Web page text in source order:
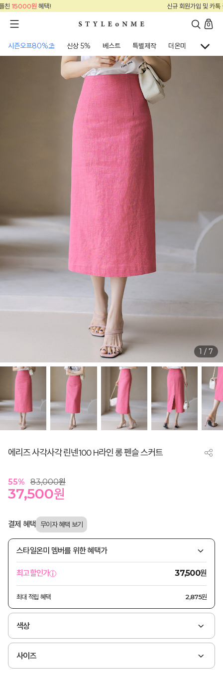
0
시즌오프80%⛱ 신상 5% 베스트 특별제작 더온미 골프웨어
1 / 7
에리즈 사각사각 린넨100 H라인 롱 펜슬 스커트
55% 83,000원
37,500원
결제 혜택
스타일온미 멤버를 위한 혜택가
최고할인가 37,500원
최대 적립 혜택 2,875원
색상
사이즈